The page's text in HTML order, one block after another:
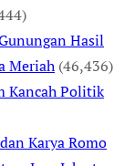
Hasil
Meriah (46,436)
Kancah Politik
Karya Romo